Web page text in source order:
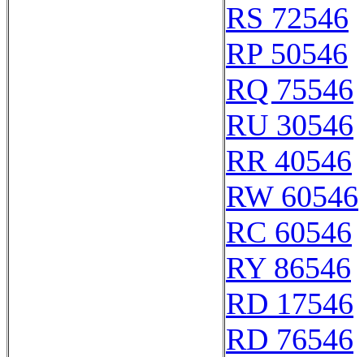
RS 72546
RP 50546
RQ 75546
RU 30546
RR 40546
RW 60546
RC 60546
RY 86546
RD 17546
RD 76546